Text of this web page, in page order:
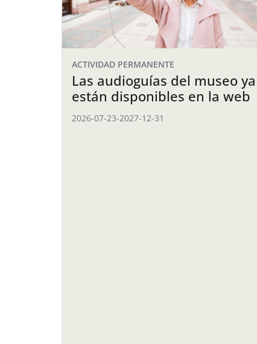
ACTIVIDAD PERMANENTE
Las audioguías del museo ya
están disponibles en la web
2026-07-23-2027-12-31